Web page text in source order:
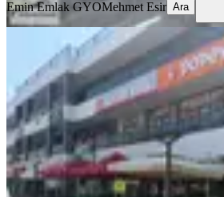
Emin Emlak GYOMehmet Esir Ara
Sincanda Yeni
Yükselen Değer!!
Ankara, Sincan
186 m² · 08.08.2026
150.000 ₺